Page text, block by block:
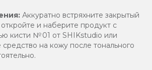
Аккуратно встряхните закрытый
и наберите продукт с
кисти № 01 от SHIKstudio или
на кожу после тонального